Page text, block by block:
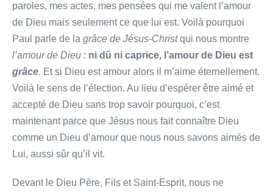
paroles, mes actes, mes pensées qui me valent l’amour
de Dieu mais seulement ce que lui est. Voilà pourquoi
Paul parle de la grâce de Jésus-Christqui nous montre
l’amour de Dieu : ni dû ni caprice, l’amour de Dieu est
grâce. Et si Dieu est amour alors il m’aime éternellement.
Voilà le sens de l’élection. Au lieu d’espérer être aimé et
accepté de Dieu sans trop savoir pourquoi, c’est
maintenant parce que Jésus nous fait connaître Dieu
comme un Dieu d’amour que nous nous savons aimés de
Lui, aussi sûr qu’il vit.
Devant le Dieu Père, Fils et Saint-Esprit, nous ne